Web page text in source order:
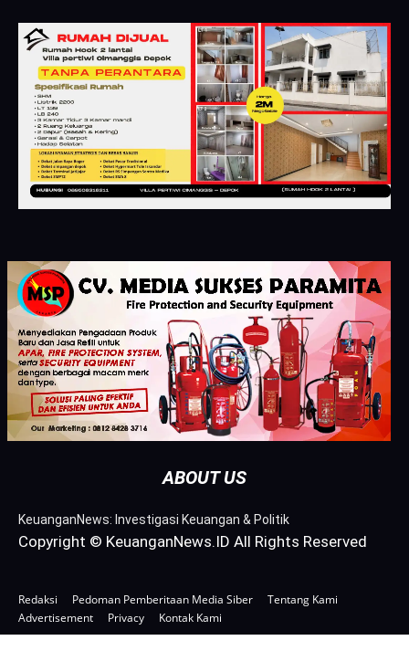
ABOUT US
KeuanganNews: Investigasi Keuangan & Politik
Copyright © KeuanganNews.ID All Rights Reserved
Redaksi Pedoman Pemberitaan Media Siber
Tentang Kami
Advertisement
Privacy Kontak Kami